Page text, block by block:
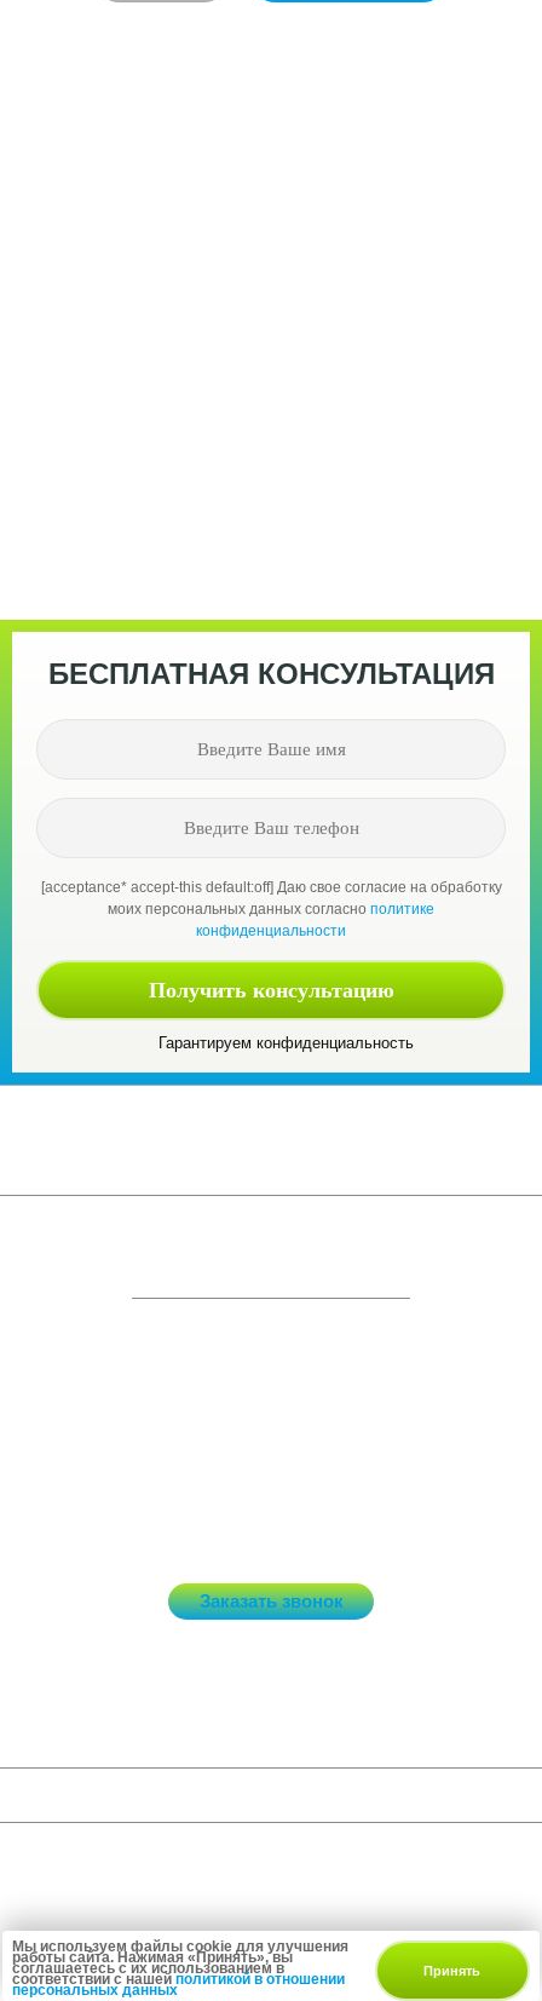
БЕСПЛАТНАЯ КОНСУЛЬТАЦИЯ
[acceptance* accept-this default:off] Даю свое согласие на обработку
моих персональных данных согласно политике
конфиденциальности
Гарантируем конфиденциальность
Заказать звонок
Разработка и
Мы используем файлы cookie для улучшения
работы сайта. Нажимая «Принять», вы
соглашаетесь с их использованием в
соответствии с нашейполитикой в отношении
персональных данных
Принять